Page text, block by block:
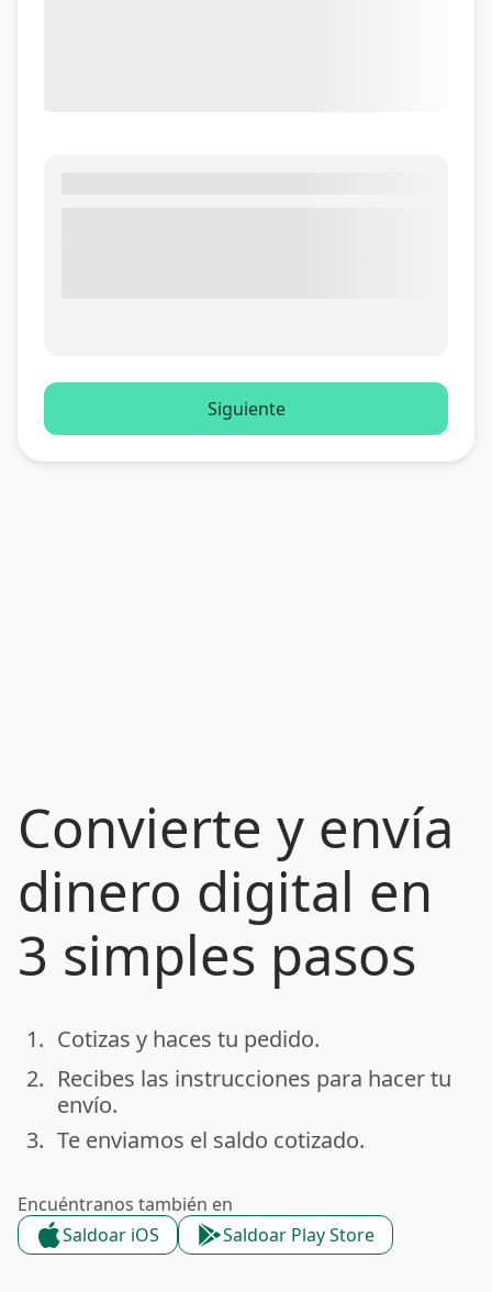
Convierte y envía
dinero digital en
3 simples pasos
done
1. Cotizas y haces tu pedido.
done
2. Recibes las instrucciones para hacer tu
envío.
done
3. Te enviamos el saldo cotizado.
Encuéntranos también en
Saldoar iOS
Saldoar Play Store
Siguiente